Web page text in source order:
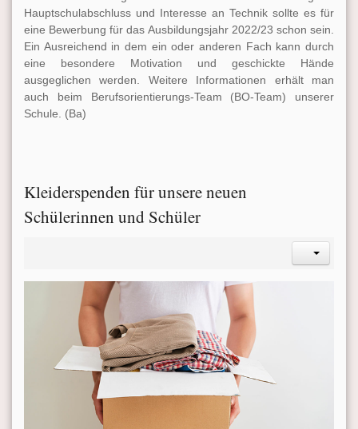
Hauptschulabschluss und Interesse an Technik sollte es für
eine Bewerbung für das Ausbildungsjahr 2022/23 schon sein.
Ein Ausreichend in dem ein oder anderen Fach kann durch
eine besondere Motivation und geschickte Hände
ausgeglichen werden. Weitere Informationen erhält man
auch beim Berufsorientierungs-Team (BO-Team) unserer
Schule. (Ba)
Kleiderspenden für unsere neuen
Schülerinnen und Schüler